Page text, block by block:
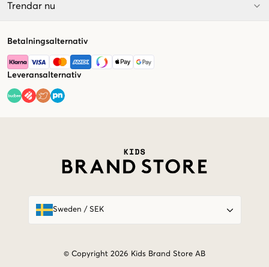
Trendar nu
Betalningsalternativ
Leveransalternativ
Sweden / SEK
© Copyright 2026 Kids Brand Store AB